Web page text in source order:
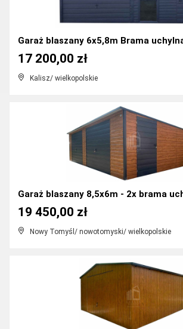
Kalisz/ wielkopolskie
17 200,00 zł
Garaż blaszany 8,5x6m - 2x brama
Nowy Tomyśl/ nowotomyski/ wielkopolskie
19 450,00 zł